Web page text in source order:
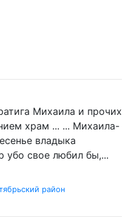
Михаила и прочих
храм ... ... Михаила-
владыка
убо свое любил бы,...
район